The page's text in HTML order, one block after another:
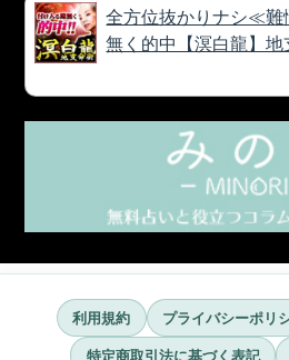
全方位抜かりナシ≪
無く的中【溟白龍】
利用規約 プライバシーポリ
特定商取引法に基づく表記